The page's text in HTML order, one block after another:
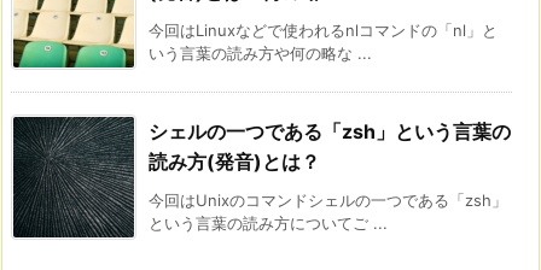
今回はLinuxなどで使われるnlコマンドの「nl」と
いう言葉の読み方や何の略な ...
シェルの一つである「zsh」という言葉の
読み方(発音)とは？
今回はUnixのコマンドシェルの一つである「zsh」
という言葉の読み方についてご ...